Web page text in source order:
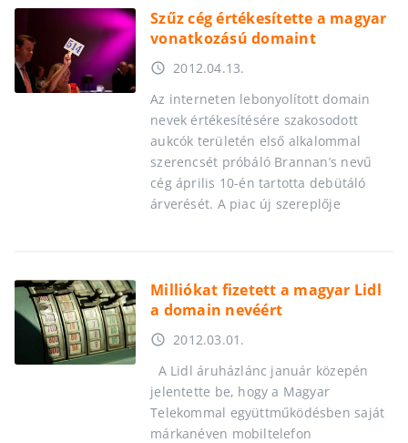
Szűz cég értékesítette a magyar
vonatkozású domaint
access_time 2012.04.13.
Az interneten lebonyolított domain
nevek értékesítésére szakosodott
aukcók területén első alkalommal
szerencsét próbáló Brannan’s nevű
cég április 10-én tartotta debütáló
árverését. A piac új szereplője
Milliókat fizetett a magyar Lidl
a domain nevéért
access_time 2012.03.01.
A Lidl áruházlánc január közepén
jelentette be, hogy a Magyar
Telekommal együttműködésben saját
márkanéven mobiltelefon